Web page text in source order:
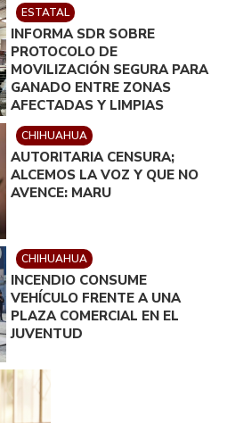
ESTATAL
INFORMA SDR SOBRE
PROTOCOLO DE
MOVILIZACIÓN SEGURA PARA
GANADO ENTRE ZONAS
AFECTADAS Y LIMPIAS
CHIHUAHUA
AUTORITARIA CENSURA;
ALCEMOS LA VOZ Y QUE NO
AVENCE: MARU
CHIHUAHUA
INCENDIO CONSUME
VEHÍCULO FRENTE A UNA
PLAZA COMERCIAL EN EL
JUVENTUD